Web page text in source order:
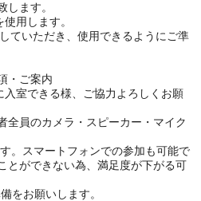
します。
用します。
ていただき、 使用できるようにご準
・ご案内
室できる様、ご協力よろしくお願
全員のカメラ・スピーカー・マイク
。スマートフォンでの参加も可能で
とができない為、満足度が下がる可
をお願いします。